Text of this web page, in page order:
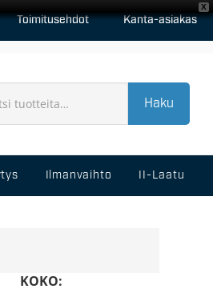
X
Toimitusehdot Kanta-asiakas
Haku
Ilmanvaihto II-Laatu
KOKO: